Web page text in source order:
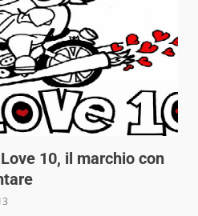
10, il marchio con